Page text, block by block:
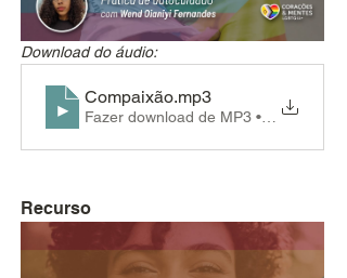
Download do áudio:
Compaixão.mp3
Fazer download de MP3 • 4.69MB
Recurso